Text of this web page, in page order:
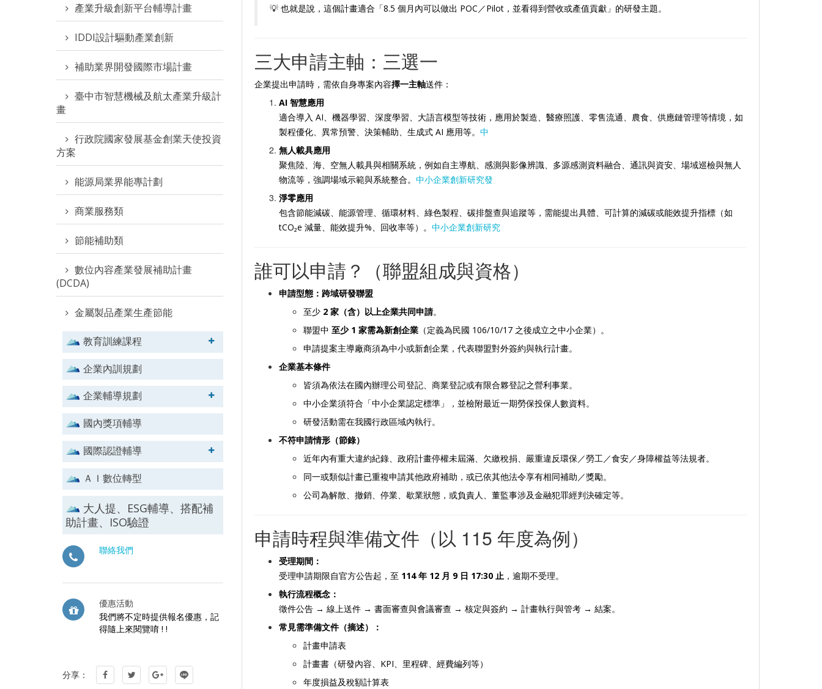
💡 也就是說，這個計畫適合「8.5 個月內可以做出 POC／Pilot，並看得到營收或產值貢獻」的研發主題。
三大申請主軸：三選一
企業提出申請時，需依自身專案內容擇一主軸送件：
AI 智慧應用
適合導入 AI、機器學習、深度學習、大語言模型等技術，應用於製造、醫療照護、零售流通、農食、供應鏈管理等情境，如
製程優化、異常預警、決策輔助、生成式 AI 應用等。 中
無人載具應用
聚焦陸、海、空無人載具與相關系統，例如自主導航、感測與影像辨識、多源感測資料融合、通訊與資安、場域巡檢與無人
物流等，強調場域示範與系統整合。 中小企業創新研究發
淨零應用
包含節能減碳、能源管理、循環材料、綠色製程、碳排盤查與追蹤等，需能提出具體、可計算的減碳或能效提升指標（如
tCO₂e 減量、能效提升%、回收率等）。 中小企業創新研究
誰可以申請？（聯盟組成與資格）
申請型態：跨域研發聯盟
至少 2 家（含）以上企業共同申請。
聯盟中 至少 1 家需為新創企業（定義為民國 106/10/17 之後成立之中小企業）。
申請提案主導廠商須為中小或新創企業，代表聯盟對外簽約與執行計畫。
企業基本條件
皆須為依法在國內辦理公司登記、商業登記或有限合夥登記之營利事業。
中小企業須符合「中小企業認定標準」，並檢附最近一期勞保投保人數資料。
研發活動需在我國行政區域內執行。
不符申請情形（節錄）
近年內有重大違約紀錄、政府計畫停權未屆滿、欠繳稅捐、嚴重違反環保／勞工／食安／身障權益等法規者。
同一或類似計畫已重複申請其他政府補助，或已依其他法令享有相同補助／獎勵。
公司為解散、撤銷、停業、歇業狀態，或負責人、董監事涉及金融犯罪經判決確定等。
申請時程與準備文件（以 115 年度為例）
受理期間：
受理申請期限自官方公告起，至 114 年 12 月 9 日 17:30 止，逾期不受理。
執行流程概念：
徵件公告 → 線上送件 → 書面審查與會議審查 → 核定與簽約 → 計畫執行與管考 → 結案。
常見需準備文件（摘述）：
計畫申請表
計畫書（研發內容、KPI、里程碑、經費編列等）
年度損益及稅額計算表
產業升級創新平台輔導計畫
IDDI設計驅動產業創新
補助業界開發國際市場計畫
臺中市智慧機械及航太產業升級計
畫
行政院國家發展基金創業天使投資
方案
能源局業界能專計劃
商業服務類
節能補助類
數位內容產業發展補助計畫
(DCDA)
金屬製品產業生產節能
教育訓練課程
企業內訓規劃
企業輔導規劃
國內獎項輔導
國際認證輔導
ＡＩ數位轉型
大人提、ESG輔導、搭配補
助計畫、ISO驗證
聯絡我們
優惠活動
我們將不定時提供報名優惠，記
得隨上來閱覽唷 ! !
分享：